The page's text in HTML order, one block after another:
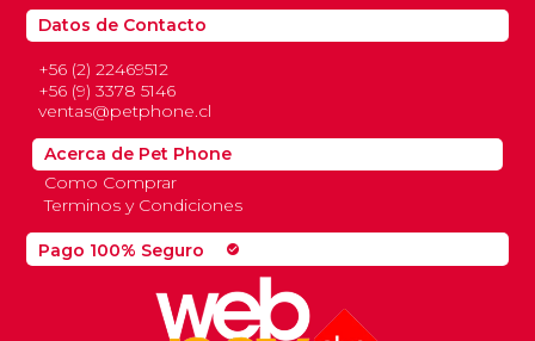
Pago 100% Seguro check_circle
Datos de Contacto
+56 (2) 22469512
+56 (9) 3378 5146
ventas@petphone.cl
Acerca de Pet Phone
Como Comprar
Terminos y Condiciones